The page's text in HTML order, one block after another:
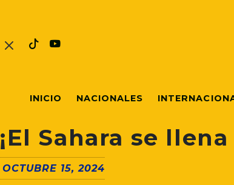
INICIO NACIONALES
¡El Sahara se
OCTUBRE 15, 2024